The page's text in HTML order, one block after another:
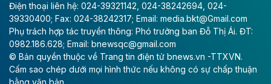
Tổng CTCP Xuất nhập khẩu và Xây dựng Việt Nam
(Vinaconex) đã khép lại nửa đầu năm với doanh thu
thuần gần 7.268 tỷ đồng, tăng 4% so với cùng kỳ và
cũng là mức cao nhất lịch sử hoạt động của doanh
nghiệp.
Điện thoại liên hệ: 024-39321142, 024-38242694, 024-
39330400; Fax: 024-38242317; Email: media.bkt@Gmail.com
Phụ trách hợp tác truyền thông: Phó trưởng ban Đỗ Thị Ái. ĐT:
0982.186.628; Email: bnewsqc@gmail.com
© Bản quyền thuộc về Trang tin điện tử bnews.vn -TTXVN.
Cấm sao chép dưới mọi hình thức nếu không có sự chấp thuận
bằng văn bản.